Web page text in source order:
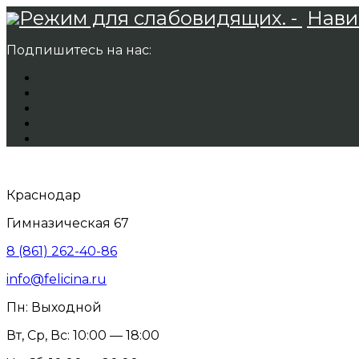
Режим для слабовидящих. -
Подпишитесь на нас:
Краснодар
Гимназическая 67
8 (861) 262-40-86
info@felicina.ru
Пн: Выходной
Вт, Ср, Вс: 10:00 — 18:00